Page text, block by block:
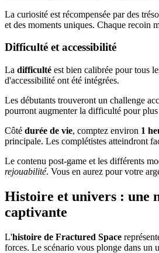
La curiosité est récompensée par des
et des moments uniques. Chaque recoin
Difficulté et accessibilité
La difficulté est bien calibrée pour tous
d'accessibilité ont été intégrées.
Les débutants trouveront un challenge
pourront augmenter la difficulté pour
Côté durée de vie, comptez environ 1
principale. Les complétistes atteindront
Le contenu post-game et les différents
rejouabilité. Vous en aurez pour votre
Histoire et univers : une
captivante
L'histoire de Fractured Space
forces. Le scénario vous plonge dans un